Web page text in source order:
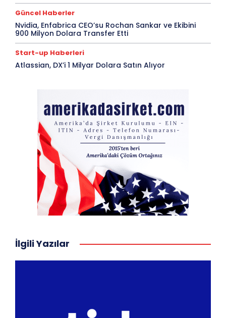
Güncel Haberler
Nvidia, Enfabrica CEO’su Rochan Sankar ve Ekibini
900 Milyon Dolara Transfer Etti
Start-up Haberleri
Atlassian, DX’i 1 Milyar Dolara Satın Alıyor
İlgili Yazılar